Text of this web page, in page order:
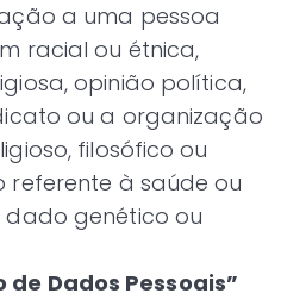
a uma pessoa
racial ou étnica,
opinião política,
ou a organização
filosófico ou
referente à saúde ou
dado genético ou
Dados Pessoais”